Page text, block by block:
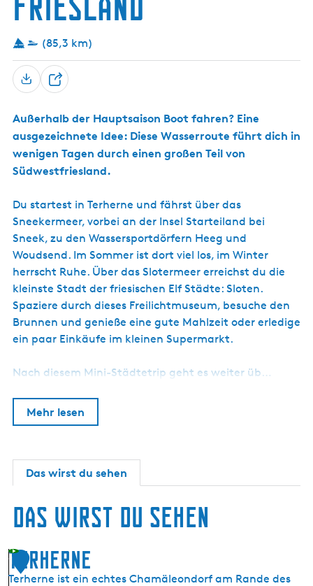
r
m
e
e
i
t
l
t
d
s
n
d
e
a
t
m
e
r
a
r
)
e
)
d
r
W
e
(85,3 km)
T
i
l
e
n
Außerhalb der Hauptsaison Boot fahren? Eine
ausgezeichnete Idee: Diese Wasserroute führt dich in
wenigen Tagen durch einen großen Teil von
Südwestfriesland.
Du startest in Terherne und fährst über das
Sneekermeer, vorbei an der Insel Starteiland bei
Sneek, zu den Wassersportdörfern Heeg und
Woudsend. Im Sommer ist dort viel los, im Winter
herrscht Ruhe. Über das Slotermeer erreichst du die
kleinste Stadt der friesischen Elf Städte: Sloten.
Spaziere durch dieses Freilichtmuseum, besuche den
Brunnen und genieße eine gute Mahlzeit oder erledige
ein paar Einkäufe im kleinen Supermarkt.
Nach diesem Mini-Städtetrip geht es weiter üb…
Mehr lesen
Das wirst du sehen
Das wirst du sehen
1
Terherne
Terherne ist ein echtes Chamäleondorf am Rande des